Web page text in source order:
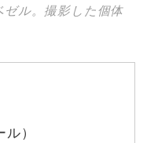
ル。撮影した個体
）